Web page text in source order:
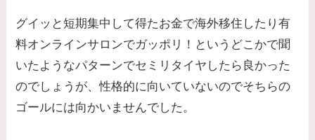
グイッと短期集中して得たお金で海外移住したり有
料オンラインサロンでガッポリ！というどこかで聞
いたようなパターンでセミリタイヤしたら良かった
のでしょうが、性格的に向いていないのでそちらの
ゴールには向かいませんでした。